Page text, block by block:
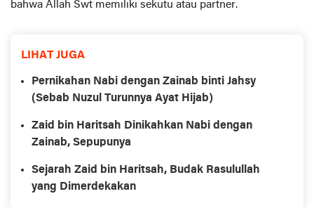
bahwa Allah Swt memiliki sekutu atau partner.
LIHAT JUGA
Pernikahan Nabi dengan Zainab binti Jahsy
(Sebab Nuzul Turunnya Ayat Hijab)
Zaid bin Haritsah Dinikahkan Nabi dengan
Zainab, Sepupunya
Sejarah Zaid bin Haritsah, Budak Rasulullah
yang Dimerdekakan